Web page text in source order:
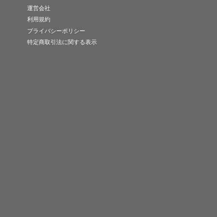
運営会社
利用規約
プライバシーポリシー
特定商取引法に関する表示